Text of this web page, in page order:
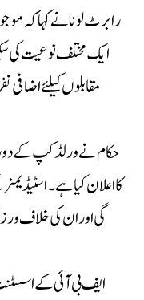
رابرٹ لونا نے کہا کہ
ایک مختلف نوعیت کی
مقابلوں کیلئے اضافی
حکام نے ورلڈ کپ کے
کا اعلان کیا ہے۔
گی اور ان کی خلاف
ایف بی آئی کے